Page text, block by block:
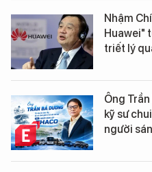
Nhậm
Huawei"
triết lý
Ông
kỹ sư
người